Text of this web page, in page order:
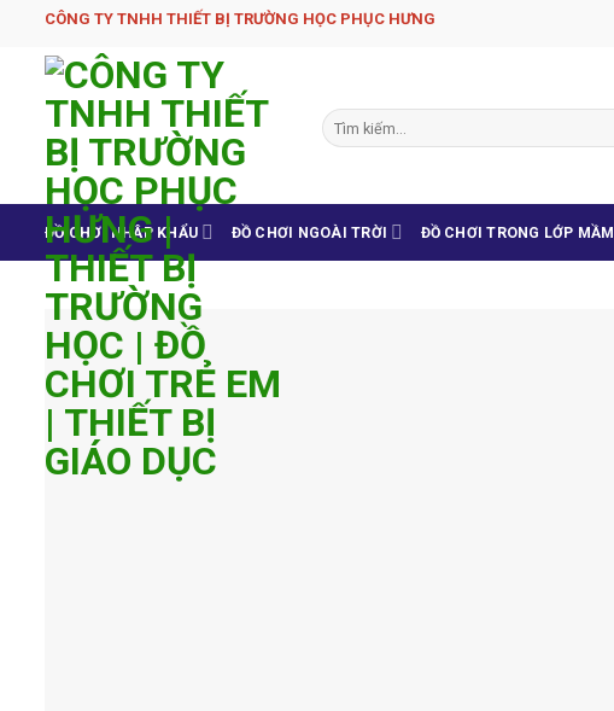
content
CÔNG TY TNHH THIẾT BỊ TRƯỜNG HỌC PHỤC H­ƯNG
Tìm
kiếm:
ĐỒ CHƠI NHẬP KHẨU ĐỒ CHƠI NGOÀI TRỜI ĐỒ CHƠI TRONG LỚP